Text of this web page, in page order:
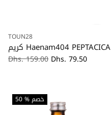
كمية TOUN28
كريم Haenam404 PEPTACICA
السعر
Dhs. 159.00 Dhs. 79.50
50 % خصم